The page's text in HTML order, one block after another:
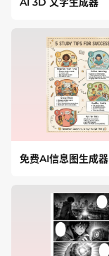
免费AI信息图生成器